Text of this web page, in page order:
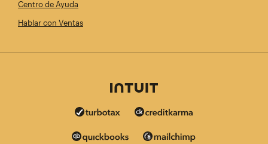
Centro de Ayuda
Hablar con Ventas